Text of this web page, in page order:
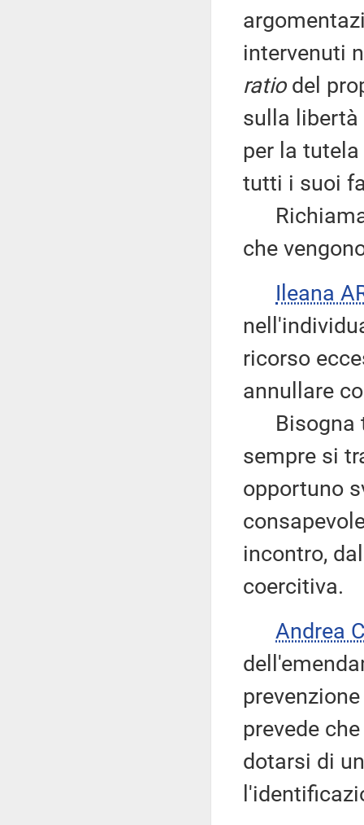
intervenuti
ratiodel
sulla libertà
per la
tutti i suoi
che
Ileana
ricorso
annullare
Bisogna
sempre si
opportuno
incontro,
coercitiva.
Andrea
prevede
dotarsi di